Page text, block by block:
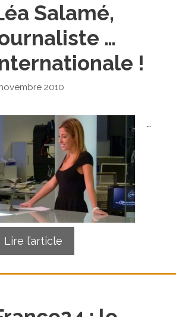
Salamé,
…
!
2010
…
Lire l’article